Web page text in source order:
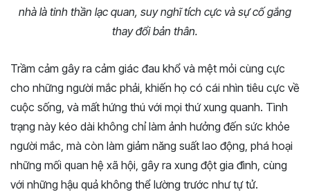
nhà là tinh thần lạc quan, suy nghĩ tích cực và sự cố gắng
thay đổi bản thân.
Trầm cảm gây ra cảm giác đau khổ và mệt mỏi cùng cực
cho những người mắc phải, khiến họ có cái nhìn tiêu cực về
cuộc sống, và mất hứng thú với mọi thứ xung quanh. Tình
trạng này kéo dài không chỉ làm ảnh hưởng đến sức khỏe
người mắc, mà còn làm giảm năng suất lao động, phá hoại
những mối quan hệ xã hội, gây ra xung đột gia đình, cùng
với những hậu quả không thể lường trước như tự tử.